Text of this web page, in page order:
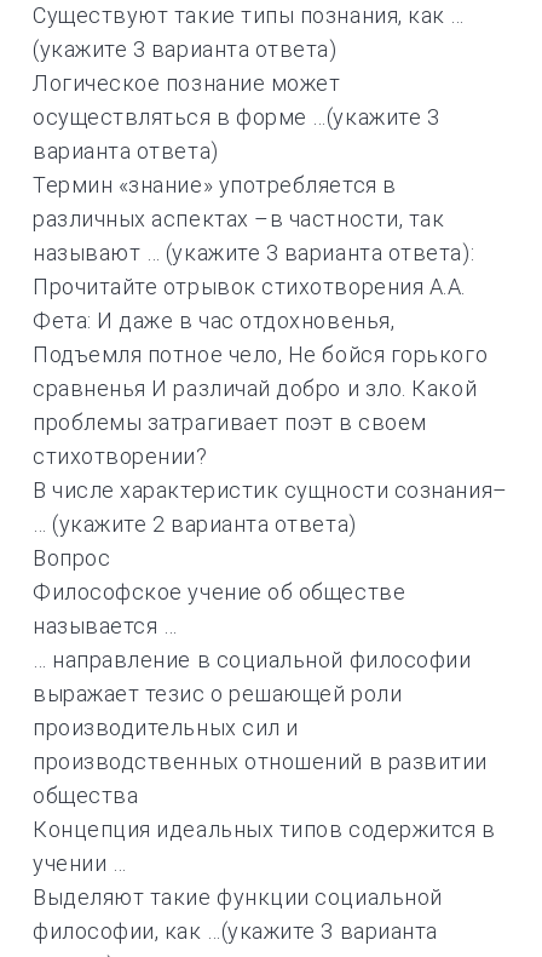
Существуют такие типы познания, как …
(укажите 3 варианта ответа)
Логическое познание может
осуществляться в форме …(укажите 3
варианта ответа)
Термин «знание» употребляется в
различных аспектах –в частности, так
называют … (укажите 3 варианта ответа):
Прочитайте отрывок стихотворения А.А.
Фета: И даже в час отдохновенья,
Подъемля потное чело, Не бойся горького
сравненья И различай добро и зло. Какой
проблемы затрагивает поэт в своем
стихотворении?
В числе характеристик сущности сознания–
… (укажите 2 варианта ответа)
Вопрос
Философское учение об обществе
называется …
… направление в социальной философии
выражает тезис о решающей роли
производительных сил и
производственных отношений в развитии
общества
Концепция идеальных типов содержится в
учении …
Выделяют такие функции социальной
философии, как …(укажите 3 варианта